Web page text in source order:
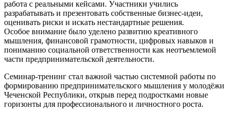
работа с реальными кейсами. Участники учились
разрабатывать и презентовать собственные бизнес-идеи,
оценивать риски и искать нестандартные решения.
Особое внимание было уделено развитию креативного
мышления, финансовой грамотности, цифровых навыков и
пониманию социальной ответственности как неотъемлемой
части предпринимательской деятельности.
Семинар-тренинг стал важной частью системной работы по
формированию предпринимательского мышления у молодёжи
Чеченской Республики, открыв перед подростками новые
горизонты для профессионального и личностного роста.